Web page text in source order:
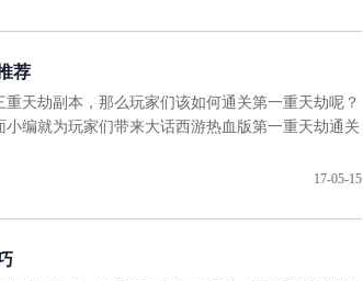
荐
天劫副本，那么玩家们该如何通关第一重天劫呢？
编就为玩家们带来大话西游热血版第一重天劫通关
17-05-15